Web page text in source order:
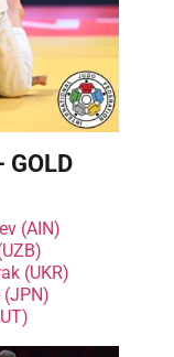
(AIN)
(UKR)
(JPN)